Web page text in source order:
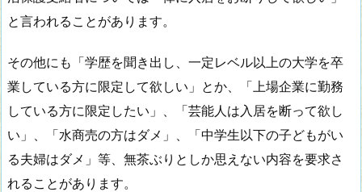
と言われることがあります。
その他にも「学歴を聞き出し、一定レベル以上の大学を卒
業している方に限定して欲しい」とか、「上場企業に勤務
している方に限定したい」、「芸能人は入居を断って欲し
い」、「水商売の方はダメ」、「中学生以下の子どもがい
る夫婦はダメ」等、無茶ぶりとしか思えない内容を要求さ
れることがあります。